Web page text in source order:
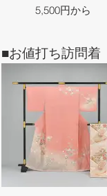
5,500円から
■お値打ち訪問着